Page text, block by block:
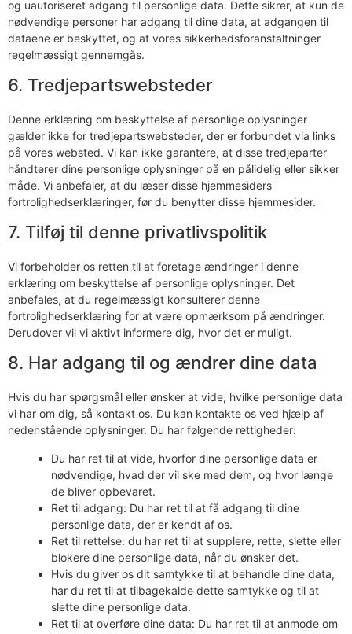
og uautoriseret adgang til personlige data. Dette sikrer, at kun de
nødvendige personer har adgang til dine data, at adgangen til
dataene er beskyttet, og at vores sikkerhedsforanstaltninger
regelmæssigt gennemgås.
6. Tredjepartswebsteder
Denne erklæring om beskyttelse af personlige oplysninger
gælder ikke for tredjepartswebsteder, der er forbundet via links
på vores websted. Vi kan ikke garantere, at disse tredjeparter
håndterer dine personlige oplysninger på en pålidelig eller sikker
måde. Vi anbefaler, at du læser disse hjemmesiders
fortrolighedserklæringer, før du benytter disse hjemmesider.
7. Tilføj til denne privatlivspolitik
Vi forbeholder os retten til at foretage ændringer i denne
erklæring om beskyttelse af personlige oplysninger. Det
anbefales, at du regelmæssigt konsulterer denne
fortrolighedserklæring for at være opmærksom på ændringer.
Derudover vil vi aktivt informere dig, hvor det er muligt.
8. Har adgang til og ændrer dine data
Hvis du har spørgsmål eller ønsker at vide, hvilke personlige data
vi har om dig, så kontakt os. Du kan kontakte os ved hjælp af
nedenstående oplysninger. Du har følgende rettigheder:
Du har ret til at vide, hvorfor dine personlige data er
nødvendige, hvad der vil ske med dem, og hvor længe
de bliver opbevaret.
Ret til adgang: Du har ret til at få adgang til dine
personlige data, der er kendt af os.
Ret til rettelse: du har ret til at supplere, rette, slette eller
blokere dine personlige data, når du ønsker det.
Hvis du giver os dit samtykke til at behandle dine data,
har du ret til at tilbagekalde dette samtykke og til at
slette dine personlige data.
Ret til at overføre dine data: Du har ret til at anmode om